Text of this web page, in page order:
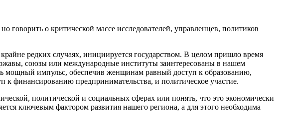
говорить о критической массе исследователей, управленцев, политиков
редких случаях, инициируется государством. В целом пришло время
союзы или международные институты заинтересованы в нашем
мощный импульс, обеспечив женщинам равный доступ к образованию,
к финансированию предпринимательства, и политическое участие.
политической и социальных сферах или понять, что это экономически
ключевым фактором развития нашего региона, а для этого необходима